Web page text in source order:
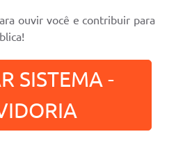
ouvir você e contribuir para
SISTEMA -